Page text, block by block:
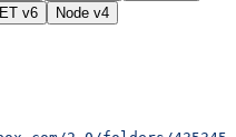
v6 Node v4